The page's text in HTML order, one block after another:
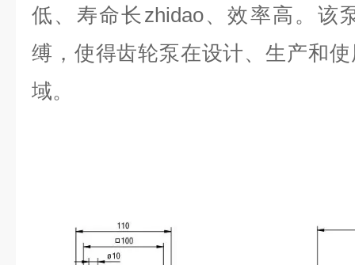
低、寿命长zhidao、效率高。该
缚，使得齿轮泵在设计、生产和
域。